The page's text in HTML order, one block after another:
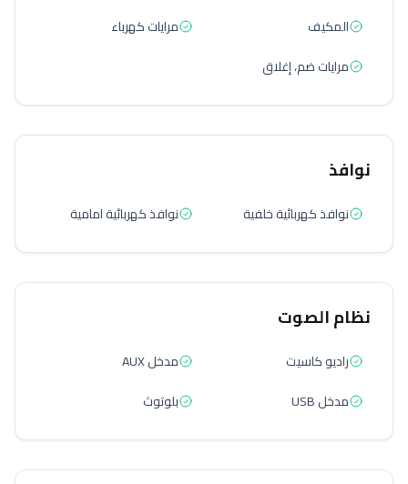
المكيف
مرايات كهرباء
مرايات ضم، إغلاق
نوافذ
نوافذ كهربائية خلفية نوافذ كهربائية امامية
نظام الصوت
راديو كاسيت
مدخل AUX
مدخل USB
بلوتوث